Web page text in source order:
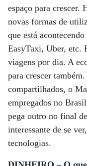
espaço para crescer.
novas formas de
que está
EasyTaxi, Uber, etc.
viagens por dia. A
para crescer
compartilhados, o
empregados no
pega outro no final
interessante de se
tecnologias.